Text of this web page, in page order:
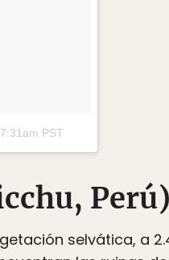
PST
Perú)
selvática, a